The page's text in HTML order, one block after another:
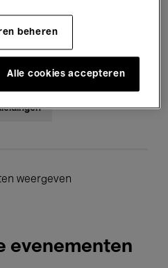
Kids’ Palace
weergeven
evenementen
beheren
Alle cookies accepteren